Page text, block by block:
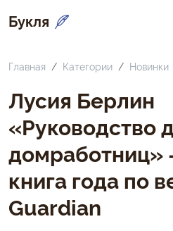
Букля
Главная Категории Новинки
Лусия Берлин
«Руководство
домработниц»
книга года по
Guardian